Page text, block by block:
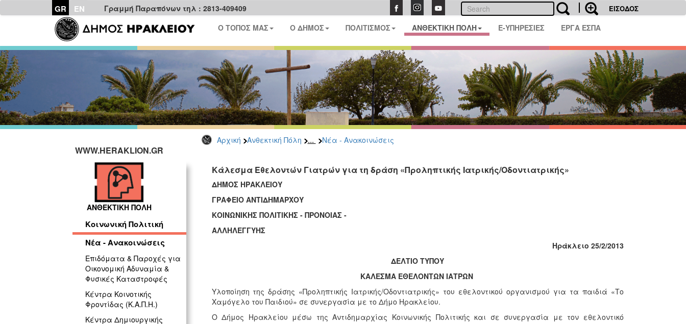
GR EN Γραμμή Παραπόνων τηλ : 2813-409409 ΕΙΣΟΔΟΣ
Ο ΤΟΠΟΣ ΜΑΣ Ο ΔΗΜΟΣ ΠΟΛΙΤΙΣΜΟΣ ΑΝΘΕΚΤΙΚΗ ΠΟΛΗ E-ΥΠΗΡΕΣΙΕΣ ΕΡΓΑ ΕΣΠΑ
Αρχική Ανθεκτική Πόλη ... Νέα - Ανακοινώσεις
WWW.HERAKLION.GR
ΑΝΘΕΚΤΙΚΗ ΠΟΛΗ
Κοινωνική Πολιτική
Νέα - Ανακοινώσεις
Επιδόματα & Παροχές για
Οικονομική Αδυναμία &
Φυσικές Καταστροφές
Κέντρα Κοινοτικής
Φροντίδας (Κ.Α.Π.Η.)
Κέντρα Δημιουργικής
Κάλεσμα Εθελοντών Γιατρών για τη δράση «Προληπτικής Ιατρικής/Οδοντιατρικής»
ΔΗΜΟΣ ΗΡΑΚΛΕΙΟΥ
ΓΡΑΦΕΙΟ ΑΝΤΙΔΗΜΑΡΧΟΥ
ΚΟΙΝΩΝΙΚΗΣ ΠΟΛΙΤΙΚΗΣ - ΠΡΟΝΟΙΑΣ -
ΑΛΛΗΛΕΓΓΥΗΣ
Ηράκλειο 25/2/2013
ΔΕΛΤΙΟ ΤΥΠΟΥ
ΚΑΛΕΣΜΑ ΕΘΕΛΟΝΤΩΝ ΙΑΤΡΩΝ
Υλοποίηση της δράσης «Προληπτικής Ιατρικής/Οδοντιατρικής» του εθελοντικού οργανισμού για τα παιδιά «Το
Χαμόγελο του Παιδιού» σε συνεργασία με το Δήμο Ηρακλείου.
Ο Δήμος Ηρακλείου μέσω της Αντιδημαρχίας Κοινωνικής Πολιτικής και σε συνεργασία με τον εθελοντικό